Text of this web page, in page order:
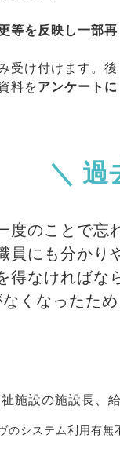
等を反映し一部再
受け付けます。後
料をアンケートに
＼ 過
度のことで忘
員にも分かり
得なければな
くなったた
施設の施設長、
のシステム利用有無